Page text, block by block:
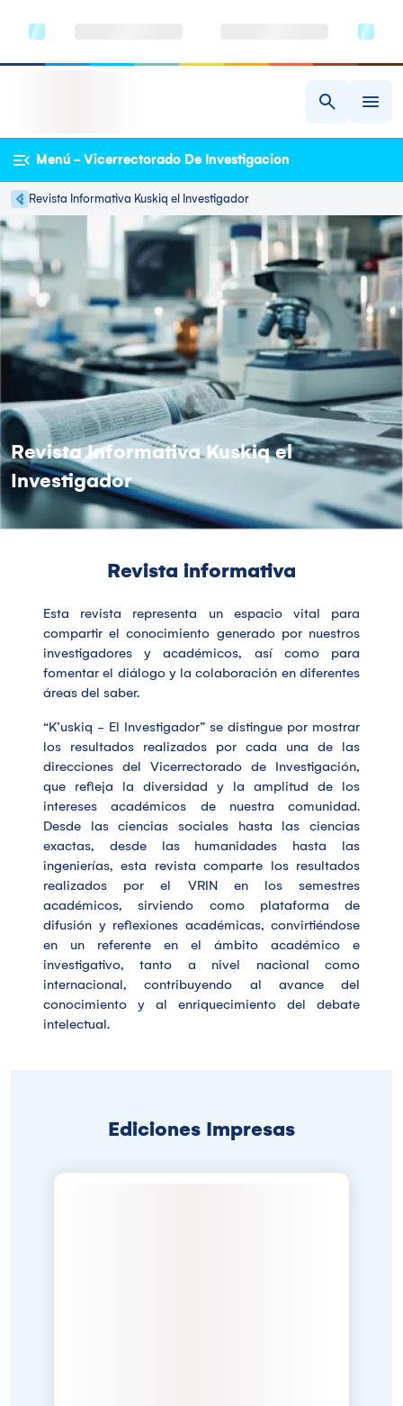
Menú - Vicerrectorado De Investigacion
Revista Informativa Kuskiq el Investigador
Revista Informativa Kuskiq el
Investigador
Revista informativa
Esta revista representa un espacio vital para
compartir el conocimiento generado por nuestros
investigadores y académicos, así como para
fomentar el diálogo y la colaboración en diferentes
áreas del saber.
“K’uskiq - El Investigador” se distingue por mostrar
los resultados realizados por cada una de las
direcciones del Vicerrectorado de Investigación,
que refleja la diversidad y la amplitud de los
intereses académicos de nuestra comunidad.
Desde las ciencias sociales hasta las ciencias
exactas, desde las humanidades hasta las
ingenierías, esta revista comparte los resultados
realizados por el VRIN en los semestres
académicos, sirviendo como plataforma de
difusión y reflexiones académicas, convirtiéndose
en un referente en el ámbito académico e
investigativo, tanto a nivel nacional como
internacional, contribuyendo al avance del
conocimiento y al enriquecimiento del debate
intelectual.
Ediciones Impresas